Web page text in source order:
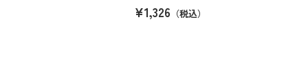
¥1,326 （税込）